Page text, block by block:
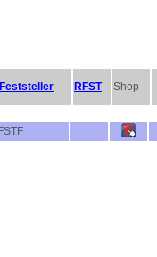
Feststeller RFST Shop
FSTF